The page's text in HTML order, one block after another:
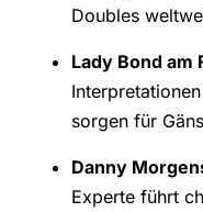
Doubles
Lady Bond am
sorgen für
Danny
Experte führt